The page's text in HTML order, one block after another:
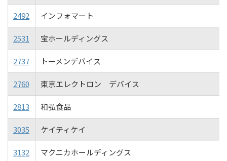
2492 インフォマート
2531 宝ホールディングス
2737 トーメンデバイス
2760 東京エレクトロン デバイス
2813 和弘食品
3035 ケイティケイ
3132 マクニカホールディングス